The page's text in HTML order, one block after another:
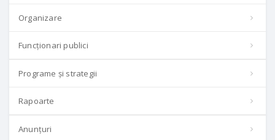
Organizare
Funcționari publici
Programe și strategii
Rapoarte
Anunțuri